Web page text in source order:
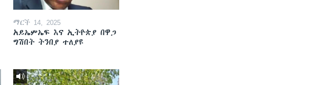
ማርች 14, 2025
አይኤምኤፍ እና ኢትዮጵያ በዋጋ
ግሽበት ትንበያ ተለያዩ